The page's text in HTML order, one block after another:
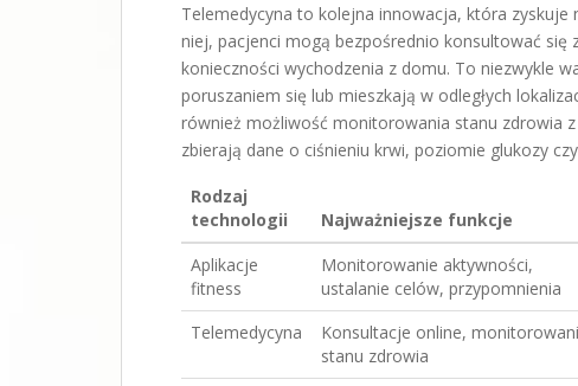
Telemedycyna to kolejna innowacja, która
niej, pacjenci mogą bezpośrednio konsultować
konieczności wychodzenia z domu. To niezwykle
poruszaniem się lub mieszkają w odległych
również możliwość monitorowania stanu zdrowia
zbierają dane o ciśnieniu krwi, poziomie glukozy
Rodzaj
technologii
Najważniejsze funkcje
Aplikacje
fitness
Monitorowanie aktywności,
ustalanie celów, przypomnienia
Telemedycyna
Konsultacje online,
stanu zdrowia